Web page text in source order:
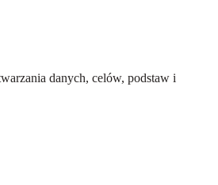
danych, celów, podstaw i